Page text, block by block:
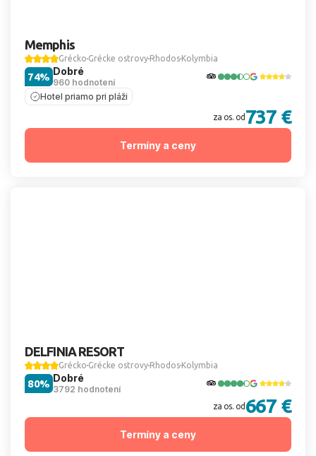
Memphis
Grécko Grécke ostrovy Rhodos Kolymbia
Dobré
960 hodnotení
74%
Hotel priamo pri pláži
za os. od 737 €
Termíny a ceny
DELFINIA RESORT
Grécko Grécke ostrovy Rhodos Kolymbia
Dobré
3792 hodnotení
80%
za os. od 667 €
Termíny a ceny